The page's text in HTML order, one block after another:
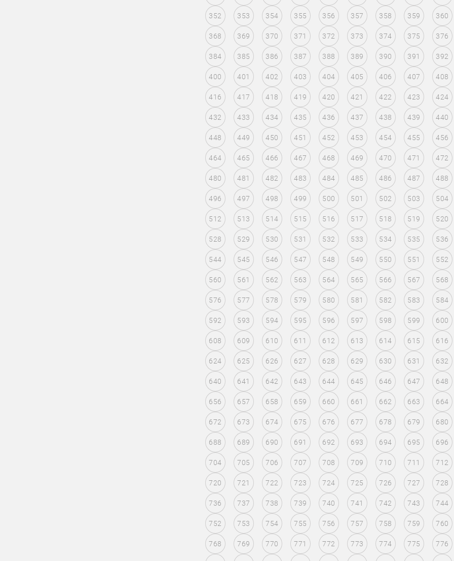
352 353 354 355 356 357 358 359 360
368 369 370 371 372 373 374 375 376
384 385 386 387 388 389 390 391 392
400 401 402 403 404 405 406 407 408
416 417 418 419 420 421 422 423 424
432 433 434 435 436 437 438 439 440
448 449 450 451 452 453 454 455 456
464 465 466 467 468 469 470 471 472
480 481 482 483 484 485 486 487 488
496 497 498 499 500 501 502 503 504
512 513 514 515 516 517 518 519 520
528 529 530 531 532 533 534 535 536
544 545 546 547 548 549 550 551 552
560 561 562 563 564 565 566 567 568
576 577 578 579 580 581 582 583 584
592 593 594 595 596 597 598 599 600
608 609 610 611 612 613 614 615 616
624 625 626 627 628 629 630 631 632
640 641 642 643 644 645 646 647 648
656 657 658 659 660 661 662 663 664
672 673 674 675 676 677 678 679 680
688 689 690 691 692 693 694 695 696
704 705 706 707 708 709 710 711 712
720 721 722 723 724 725 726 727 728
736 737 738 739 740 741 742 743 744
752 753 754 755 756 757 758 759 760
768 769 770 771 772 773 774 775 776